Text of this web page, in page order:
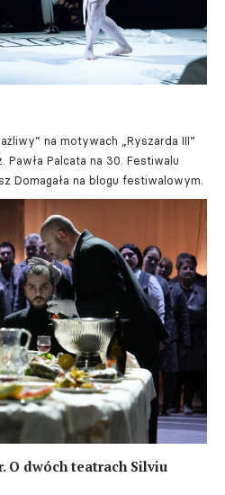
na motywach „Ryszarda III”
Pawła Palcata na 30. Festiwalu
Domagała na blogu festiwalowym.
O dwóch teatrach Silviu